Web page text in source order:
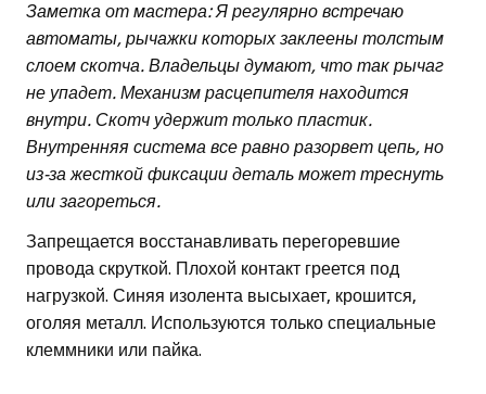
Заметка от мастера: Я регулярно встречаю
автоматы, рычажки которых заклеены толстым
слоем скотча. Владельцы думают, что так рычаг
не упадет. Механизм расцепителя находится
внутри. Скотч удержит только пластик.
Внутренняя система все равно разорвет цепь, но
из-за жесткой фиксации деталь может треснуть
или загореться.
Запрещается восстанавливать перегоревшие
провода скруткой. Плохой контакт греется под
нагрузкой. Синяя изолента высыхает, крошится,
оголяя металл. Используются только специальные
клеммники или пайка.